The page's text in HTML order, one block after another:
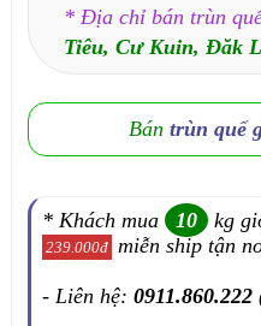
* Địa chỉ bán trùn
Tiêu, Cư Kuin, Đăk
Bántrùn quế
* Khách mua 10 kg
239.000đ miễn ship tận
- Liên hệ:0911.860.222